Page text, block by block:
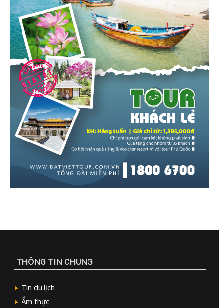
THÔNG TIN CHUNG
Tin du lịch
Ẩm thực